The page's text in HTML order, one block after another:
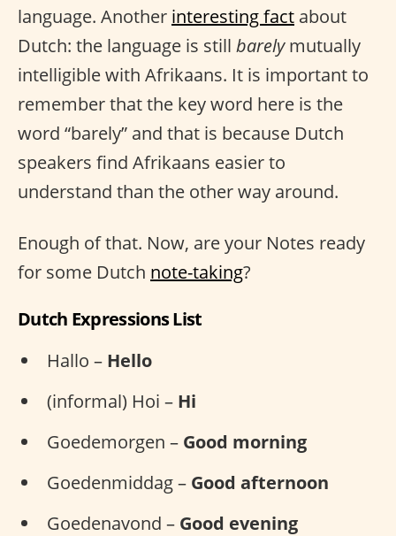
language. Another interesting fact about
Dutch: the language is still barelymutually
intelligible with Afrikaans. It is important to
remember that the key word here is the
word “barely” and that is because Dutch
speakers find Afrikaans easier to
understand than the other way around.
Enough of that. Now, are your Notes ready
for some Dutch note-taking?
Dutch Expressions List
Hallo – Hello
(informal) Hoi – Hi
Goedemorgen – Good morning
Goedenmiddag – Good afternoon
Goedenavond – Good evening